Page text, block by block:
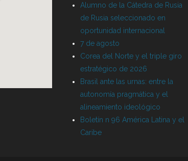
Alumno de la Cátedra de Rusia
de Rusia seleccionado en
oportunidad internacional
7 de agosto
Corea del Norte y el triple giro
estratégico de 2026
Brasil ante las urnas: entre la
autonomía pragmática y el
alineamiento ideológico
Boletín n 96 América Latina y el
Caribe